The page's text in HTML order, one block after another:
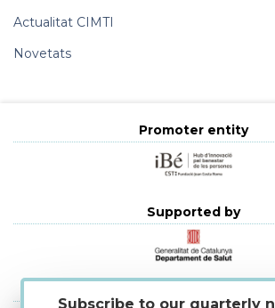
Actualitat CIMTI
Novetats
Promoter entity
Supported by
Subscribe to our quarterly